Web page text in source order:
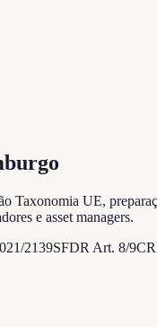
Taxonomia UE,
e asset managers.
2139SFDR Art. 8/9